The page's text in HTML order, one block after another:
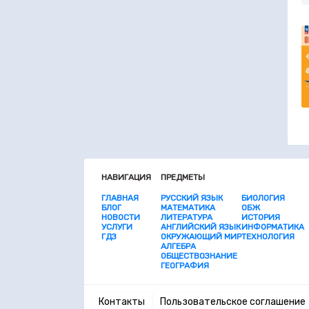
НАВИГАЦИЯ
ГЛАВНАЯ
БЛОГ
НОВОСТИ
УСЛУГИ
ГДЗ
ПРЕДМЕТЫ
РУССКИЙ ЯЗЫК
МАТЕМАТИКА
ЛИТЕРАТУРА
АНГЛИЙСКИЙ ЯЗЫК
ОКРУЖАЮЩИЙ МИР
АЛГЕБРА
ОБЩЕСТВОЗНАНИЕ
ГЕОГРАФИЯ
БИОЛОГИЯ
ОБЖ
ИСТОРИЯ
ИНФОРМАТИКА
ТЕХНОЛОГИЯ
Контакты Пользовательское соглашение